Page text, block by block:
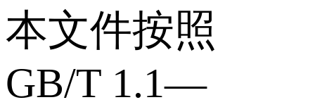
本文件按照
GB/T 1.1—